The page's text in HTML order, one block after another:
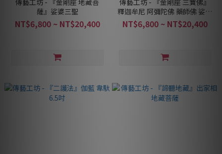
傳藝工坊 - 『金剛座 地藏菩
薩』娑婆三聖
NT$6,800 ~ NT$20,400
傳藝工坊 - 『金剛座 三寶佛』
釋迦牟尼 阿彌陀佛 藥師佛 娑婆
三聖
NT$6,800 ~ NT$20,400